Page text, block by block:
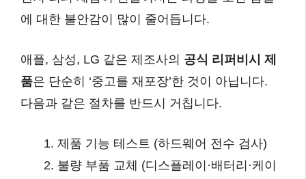
에 대한 불안감이 많이 줄어듭니다.
애플, 삼성, LG 같은 제조사의 공식 리퍼비시 제
품은 단순히 ‘중고를 재포장’한 것이 아닙니다.
다음과 같은 절차를 반드시 거칩니다.
제품 기능 테스트 (하드웨어 전수 검사)
불량 부품 교체 (디스플레이·배터리·케이